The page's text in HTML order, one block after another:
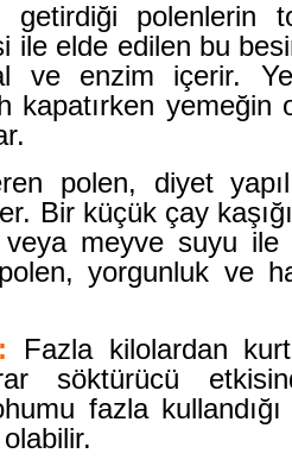
getirdiği polenlerin
ile elde edilen bu
ve enzim içerir.
kapatırken yemeğin
polen, diyet
Bir küçük çay
meyve suyu ile
yorgunluk ve
Fazla kilolardan
söktürücü
fazla